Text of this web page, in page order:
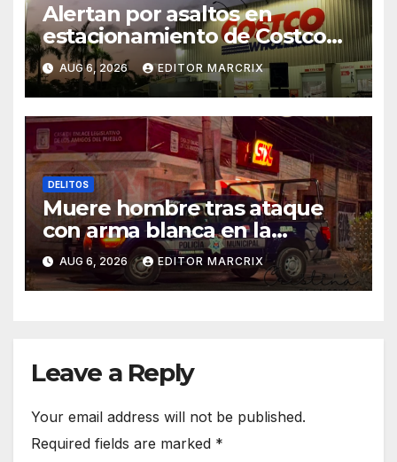
Alertan por asaltos en
estacionamiento de Costco
Cancún
AUG 6, 2026 EDITOR MARCRIX
DELITOS
Muere hombre tras ataque
con arma blanca en la
Supermanzana 89 de Cancún
AUG 6, 2026 EDITOR MARCRIX
Leave a Reply
Your email address will not be published.
Required fields are marked *